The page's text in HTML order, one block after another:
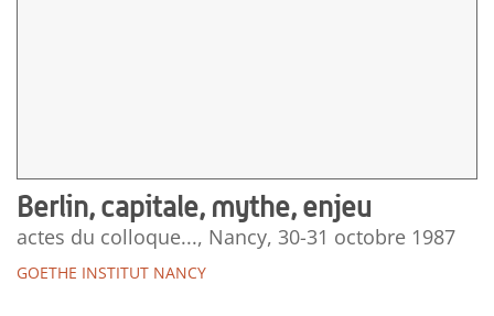
Berlin, capitale, mythe, enjeu
actes du colloque..., Nancy, 30-31 octobre 1987
GOETHE INSTITUT NANCY